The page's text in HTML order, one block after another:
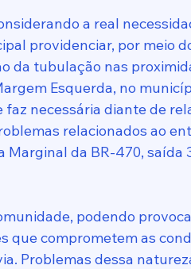
a real
providenciar, por meio
da tubulação nas
Esquerda, no
faz necessária diante de
relacionados ao
da BR-470, saída
podendo
que comprometem as
Problemas dessa